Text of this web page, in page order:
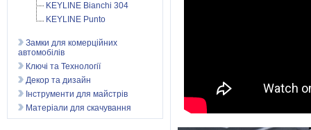
KEYLINE Bianchi 304
KEYLINE Punto
Замки для комерційних
автомобілів
Ключі та Технології
Декор та дизайн
Інструменти для майстрів
Матеріали для скачування